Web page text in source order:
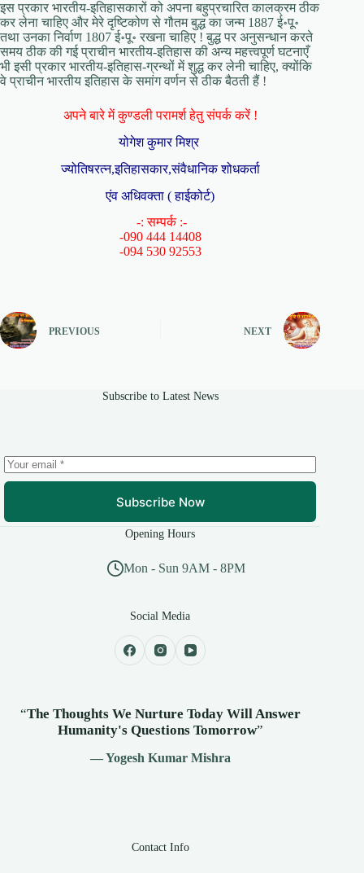
इस प्रकार भारतीय-इतिहासकारों को अपना बहुप्रचारित कालक्रम ठीक
कर लेना चाहिए और मेरे दृष्टिकोण से गौतम बुद्ध का जन्म 1887 ई॰पू॰
तथा उनका निर्वाण 1807 ई॰पू॰ रखना चाहिए ! बुद्ध पर अनुसन्धान करते
समय ठीक की गई प्राचीन भारतीय-इतिहास की अन्य महत्त्वपूर्ण घटनाएँ
भी इसी प्रकार भारतीय-इतिहास-ग्रन्थों में शुद्ध कर लेनी चाहिए, क्योंकि
वे प्राचीन भारतीय इतिहास के समांग वर्णन से ठीक बैठती हैं !
अपने बारे में कुण्डली परामर्श हेतु संपर्क करें !
योगेश कुमार मिश्र
ज्योतिषरत्न,इतिहासकार,संवैधानिक शोधकर्ता
एंव अधिवक्ता ( हाईकोर्ट)
-: सम्पर्क :-
-090 444 14408
-094 530 92553
PREVIOUS NEXT
Subscribe to Latest News
Subscribe Now
Opening Hours
Mon - Sun 9AM - 8PM
Social Media
“The Thoughts We Nurture Today Will Answer
Humanity's Questions Tomorrow”
— Yogesh Kumar Mishra
Contact Info